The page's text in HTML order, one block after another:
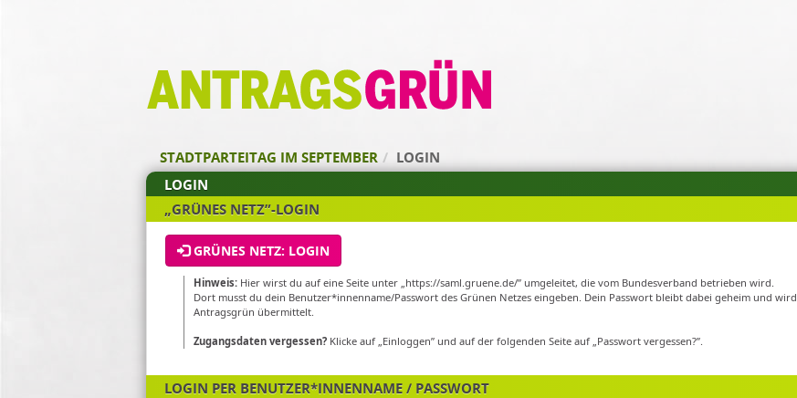
Zur
Startseite
STADTPARTEITAG IM SEPTEMBER
LOGIN
LOGIN
„GRÜNES NETZ”-LOGIN
GRÜNES NETZ: LOGIN
Hinweis: Hier wirst du auf eine Seite unter „https://saml.gruene.de/” umgeleitet, die vom Bundesverband betrieben wird.
Dort musst du dein Benutzer*innenname/Passwort des Grünen Netzes eingeben. Dein Passwort bleibt dabei geheim und wird
Antragsgrün übermittelt.
Zugangsdaten vergessen? Klicke auf „Einloggen” und auf der folgenden Seite auf „Passwort vergessen?”.
LOGIN PER BENUTZER*INNENNAME / PASSWORT